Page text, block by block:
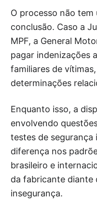
O processo não
conclusão. Caso a
MPF, a General
pagar indenizações
familiares de
determinações
Enquanto isso, a
envolvendo
testes de segurança
diferença nos
brasileiro e
da fabricante diante
insegurança.